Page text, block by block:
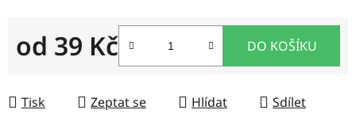
od 39 Kč DO KOŠÍKU
Tisk Zeptat se Hlídat Sdílet